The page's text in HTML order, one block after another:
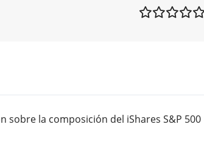
la composición del iShares S&P 500